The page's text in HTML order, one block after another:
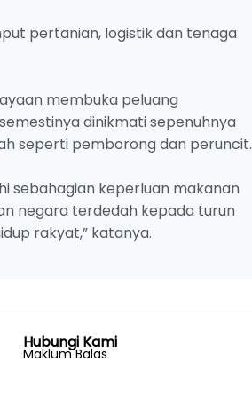
pertanian, logistik dan tenaga
membuka peluang
dinikmati sepenuhnya
seperti pemborong dan peruncit.
sebahagian keperluan makanan
negara terdedah kepada turun
rakyat,” katanya.
Hubungi Kami
Maklum Balas